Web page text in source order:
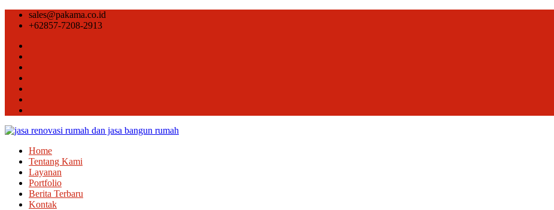
sales@pakama.co.id
+62857-7208-2913
Home
Tentang Kami
Layanan
Portfolio
Berita Terbaru
Kontak